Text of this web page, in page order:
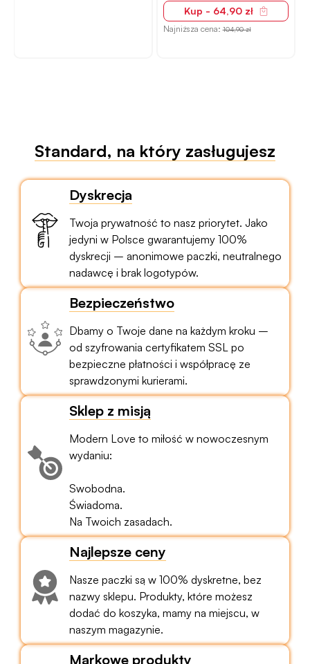
Kup - 64,90 zł
Najniższa cena:104,90 zł
Standard, na który zasługujesz
Dyskrecja
Twoja prywatność to nasz priorytet. Jako
jedyni w Polsce gwarantujemy 100%
dyskrecji – anonimowe paczki, neutralnego
nadawcę i brak logotypów.
Bezpieczeństwo
Dbamy o Twoje dane na każdym kroku –
od szyfrowania certyfikatem SSL po
bezpieczne płatności i współpracę ze
sprawdzonymi kurierami.
Sklep z misją
Modern Love to miłość w nowoczesnym
wydaniu:
Swobodna.
Świadoma.
Na Twoich zasadach.
Najlepsze ceny
Nasze paczki są w 100% dyskretne, bez
nazwy sklepu. Produkty, które możesz
dodać do koszyka, mamy na miejscu, w
naszym magazynie.
Markowe produkty